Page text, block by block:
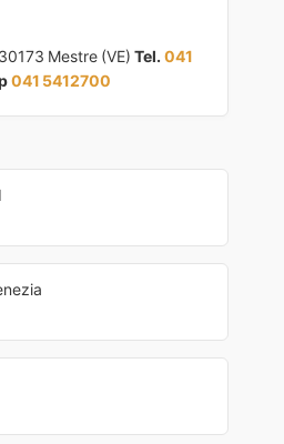
Mestre (VE) Tel. 041
041 5412700